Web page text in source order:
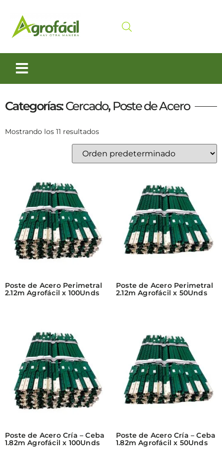
Categorías:Cercado, Poste de Acero
Mostrando los 11 resultados
Poste de Acero Perimetral
2.12m Agrofácil x 100Unds
Poste de Acero Perimetral
2.12m Agrofácil x 50Unds
Poste de Acero Cría – Ceba
1.82m Agrofácil x 100Unds
Poste de Acero Cría – Ceba
1.82m Agrofácil x 50Unds